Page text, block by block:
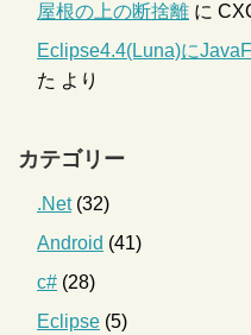
屋根の上の断捨離 に
Eclipse4.4(Luna)に
た より
カテゴリー
.Net(32)
Android (41)
c# (28)
Eclipse (5)